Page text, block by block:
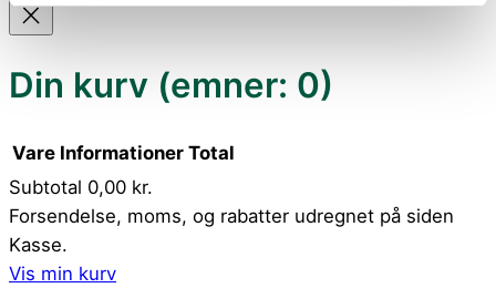
Din kurv (emner: 0)
Varer
i
Vare Informationer Total
Subtotal 0,00 kr.
Forsendelse, moms, og rabatter udregnet på siden
Kasse.
Vis min kurv